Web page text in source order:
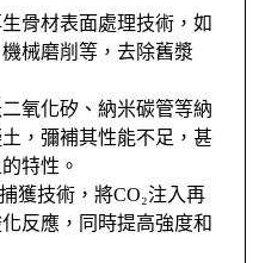
生骨材表面處理技術，如
械磨削等，去除舊漿
二氧化矽、納米碳管等納
，彌補其性能不足，甚
特性。
獲技術，將CO₂注入再
反應，同時提高強度和